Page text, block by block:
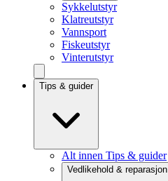
Sykkelutstyr
Klatreutstyr
Vannsport
Fiskeutstyr
Vinterutstyr
Tips & guider
Alt innen Tips & guider
Vedlikehold & reparasjon